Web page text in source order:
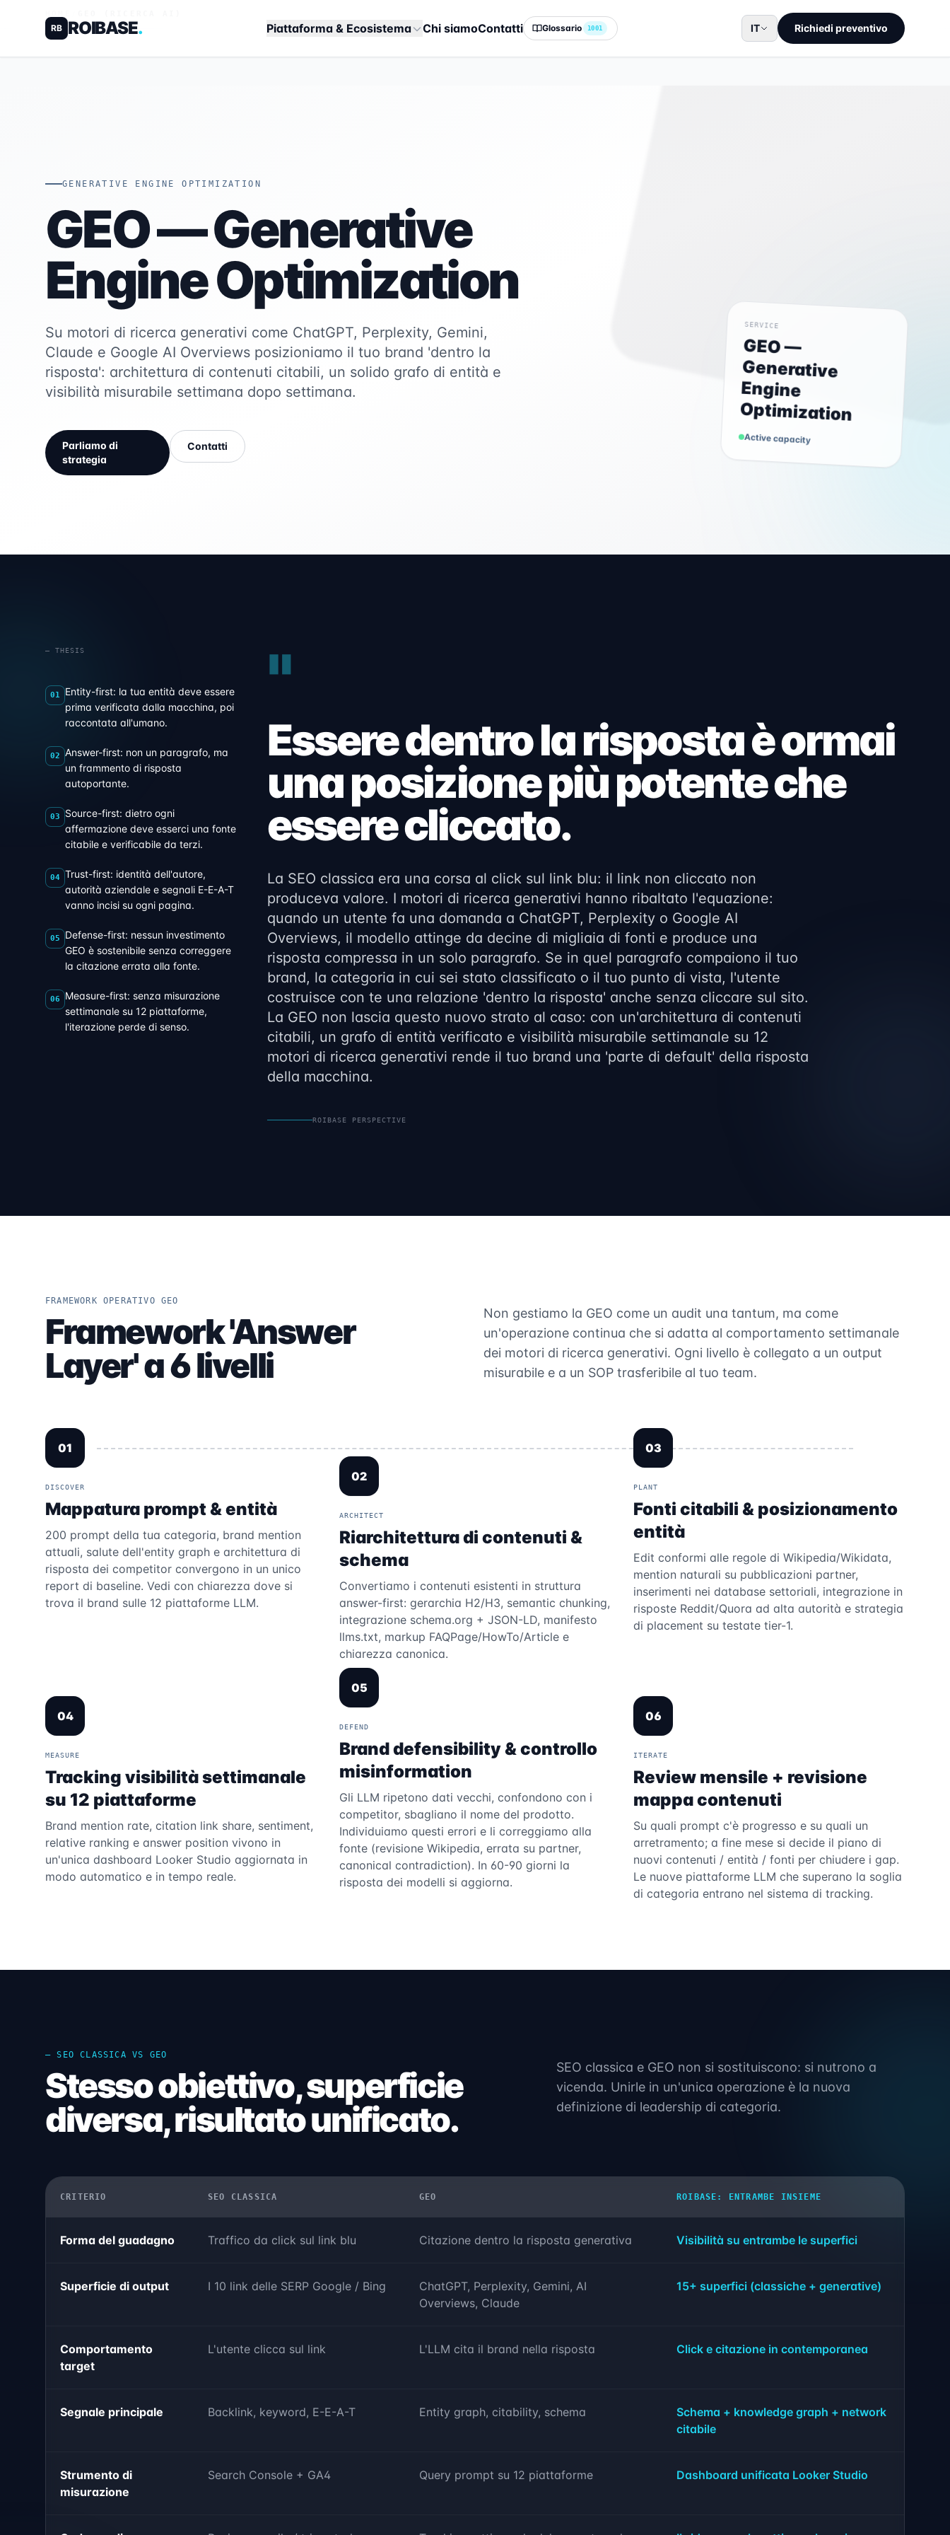
RB ROIBASE. Piattaforma & Ecosistema Chi siamoContatti Glossario 1001 IT Richiedi preventivo
GENERATIVE ENGINE OPTIMIZATION
GEO — Generative
Engine Optimization
Su motori di ricerca generativi come ChatGPT, Perplexity, Gemini,
Claude e Google AI Overviews posizioniamo il tuo brand 'dentro la
risposta': architettura di contenuti citabili, un solido grafo di entità e
visibilità misurabile settimana dopo settimana.
Parliamo di
strategia
Contatti
SERVICE
GEO —
Generative
Engine
Optimization
Active capacity
— THESIS
01
Entity-first: la tua entità deve essere
prima verificata dalla macchina, poi
raccontata all'umano.
02
Answer-first: non un paragrafo, ma
un frammento di risposta
autoportante.
03
Source-first: dietro ogni
affermazione deve esserci una fonte
citabile e verificabile da terzi.
04 Trust-first: identità dell'autore,
autorità aziendale e segnali E-E-A-T
vanno incisi su ogni pagina.
05
Defense-first: nessun investimento
GEO è sostenibile senza correggere
la citazione errata alla fonte.
06
Measure-first: senza misurazione
settimanale su 12 piattaforme,
l'iterazione perde di senso.
"
Essere dentro la risposta è ormai
una posizione più potente che
essere cliccato.
La SEO classica era una corsa al click sul link blu: il link non cliccato non
produceva valore. I motori di ricerca generativi hanno ribaltato l'equazione:
quando un utente fa una domanda a ChatGPT, Perplexity o Google AI
Overviews, il modello attinge da decine di migliaia di fonti e produce una
risposta compressa in un solo paragrafo. Se in quel paragrafo compaiono il tuo
brand, la categoria in cui sei stato classificato o il tuo punto di vista, l'utente
costruisce con te una relazione 'dentro la risposta' anche senza cliccare sul sito.
La GEO non lascia questo nuovo strato al caso: con un'architettura di contenuti
citabili, un grafo di entità verificato e visibilità misurabile settimanale su 12
motori di ricerca generativi rende il tuo brand una 'parte di default' della risposta
della macchina.
ROIBASE PERSPECTIVE
FRAMEWORK OPERATIVO GEO
Framework 'Answer
Layer' a 6 livelli
Non gestiamo la GEO come un audit una tantum, ma come
un'operazione continua che si adatta al comportamento settimanale
dei motori di ricerca generativi. Ogni livello è collegato a un output
misurabile e a un SOP trasferibile al tuo team.
01
DISCOVER
Mappatura prompt & entità
200 prompt della tua categoria, brand mention
attuali, salute dell'entity graph e architettura di
risposta dei competitor convergono in un unico
report di baseline. Vedi con chiarezza dove si
trova il brand sulle 12 piattaforme LLM.
02
ARCHITECT
Riarchitettura di contenuti &
schema
Convertiamo i contenuti esistenti in struttura
answer-first: gerarchia H2/H3, semantic chunking,
integrazione schema.org + JSON-LD, manifesto
llms.txt, markup FAQPage/HowTo/Article e
chiarezza canonica.
03
PLANT
Fonti citabili & posizionamento
entità
Edit conformi alle regole di Wikipedia/Wikidata,
mention naturali su pubblicazioni partner,
inserimenti nei database settoriali, integrazione in
risposte Reddit/Quora ad alta autorità e strategia
di placement su testate tier-1.
04
MEASURE
Tracking visibilità settimanale
su 12 piattaforme
Brand mention rate, citation link share, sentiment,
relative ranking e answer position vivono in
un'unica dashboard Looker Studio aggiornata in
modo automatico e in tempo reale.
05
DEFEND
Brand defensibility & controllo
misinformation
Gli LLM ripetono dati vecchi, confondono con i
competitor, sbagliano il nome del prodotto.
Individuiamo questi errori e li correggiamo alla
fonte (revisione Wikipedia, errata su partner,
canonical contradiction). In 60-90 giorni la
risposta dei modelli si aggiorna.
06
ITERATE
Review mensile + revisione
mappa contenuti
Su quali prompt c'è progresso e su quali un
arretramento; a fine mese si decide il piano di
nuovi contenuti / entità / fonti per chiudere i gap.
Le nuove piattaforme LLM che superano la soglia
di categoria entrano nel sistema di tracking.
— SEO CLASSICA VS GEO
Stesso obiettivo, superficie
diversa, risultato unificato.
SEO classica e GEO non si sostituiscono: si nutrono a
vicenda. Unirle in un'unica operazione è la nuova
definizione di leadership di categoria.
CRITERIO SEO CLASSICA GEO ROIBASE: ENTRAMBE INSIEME
Forma del guadagno Traffico da click sul link blu Citazione dentro la risposta generativa Visibilità su entrambe le superfici
Superficie di output I 10 link delle SERP Google / Bing
ChatGPT, Perplexity, Gemini, AI
Overviews, Claude
15+ superfici (classiche + generative)
Comportamento
target
L'utente clicca sul link L'LLM cita il brand nella risposta Click e citazione in contemporanea
Segnale principale Backlink, keyword, E-E-A-T Entity graph, citability, schema
Schema + knowledge graph + network
citabile
Strumento di
misurazione
Search Console + GA4 Query prompt su 12 piattaforme Dashboard unificata Looker Studio